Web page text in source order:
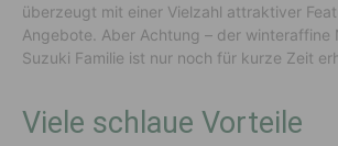
überzeugt mit einer Vielzahl attraktiver
Angebote. Aber Achtung – der winteraffine
Suzuki Familie ist nur noch für kurze Zeit
Viele schlaue Vorteile